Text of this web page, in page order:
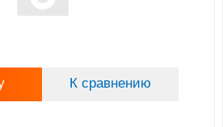
К сравнению